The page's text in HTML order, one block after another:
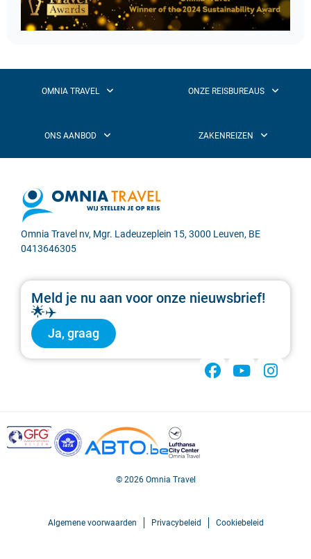
Omnia Travel nv, Mgr. Ladeuzeplein 15, 3000 Leuven, BE
0413646305
Meld je nu aan voor onze nieuwsbrief!
🌟✈️
Ja, graag
© 2026 Omnia Travel
Algemene voorwaarden Privacybeleid Cookiebeleid